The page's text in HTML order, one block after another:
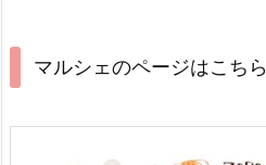
マルシェのページはこちら